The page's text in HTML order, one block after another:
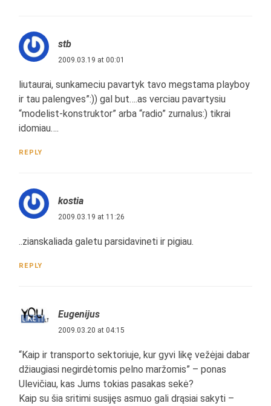
stb
2009.03.19 at 00:01
liutaurai, sunkameciu pavartyk tavo megstama playboy
ir tau palengves”:)) gal but….as verciau pavartysiu
“modelist-konstruktor” arba “radio” zurnalus:) tikrai
idomiau….
REPLY
kostia
2009.03.19 at 11:26
..zianskaliada galetu parsidavineti ir pigiau.
REPLY
Eugenijus
2009.03.20 at 04:15
“Kaip ir transporto sektoriuje, kur gyvi likę vežėjai dabar
džiaugiasi negirdėtomis pelno maržomis” – ponas
Ulevičiau, kas Jums tokias pasakas sekė?
Kaip su šia sritimi susijęs asmuo gali drąsiai sakyti –